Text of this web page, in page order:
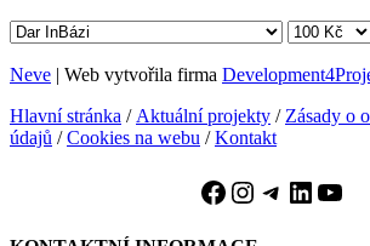
Neve | Web vytvořila firma
Hlavní stránka / Aktuální projekty / Zásady o
údajů /Cookies na webu /Kontakt
Facebook
Instagram
Telegram